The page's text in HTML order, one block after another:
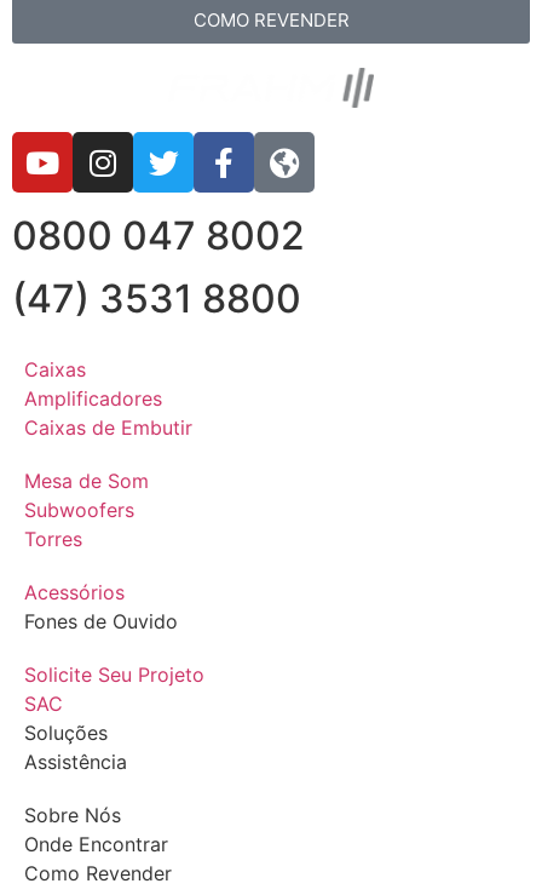
COMO REVENDER
0800 047 8002
(47) 3531 8800
Caixas
Amplificadores
Caixas de Embutir
Mesa de Som
Subwoofers
Torres
Acessórios
Fones de Ouvido
Solicite Seu Projeto
SAC
Soluções
Assistência
Sobre Nós
Onde Encontrar
Como Revender